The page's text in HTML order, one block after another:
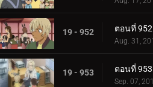
19 - 952
Aug. 31,
19 - 953 ตอนที่
Sep. 07,